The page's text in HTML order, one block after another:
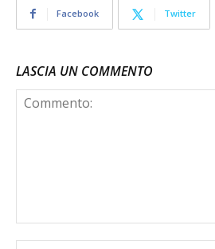
Facebook Twitter
LASCIA UN COMMENTO